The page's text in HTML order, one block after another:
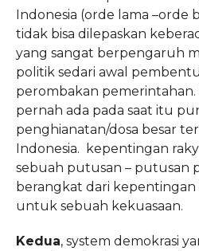
Indonesia (orde lama –orde
tidak bisa dilepaskan
yang sangat berpengaruh
politik sedari awal
perombakan pemerintahan.
pernah ada pada saat itu
penghianatan/dosa besar
Indonesia. kepentingan
sebuah putusan – putusan
berangkat dari
untuk sebuah kekuasaan.
Kedua, system demokrasi